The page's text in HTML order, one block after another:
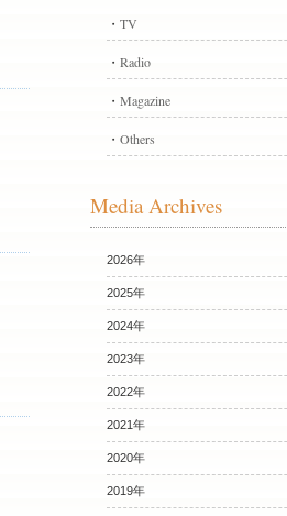
・ TV
・ Radio
・ Magazine
・ Others
Media Archives
2026年
2025年
2024年
2023年
2022年
2021年
2020年
2019年